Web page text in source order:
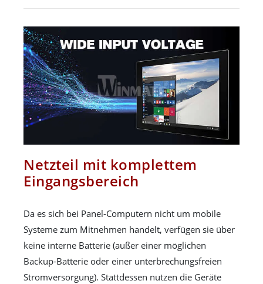
Netzteil mit komplettem
Eingangsbereich
Da es sich bei Panel-Computern nicht um mobile
Systeme zum Mitnehmen handelt, verfügen sie über
keine interne Batterie (außer einer möglichen
Backup-Batterie oder einer unterbrechungsfreien
Stromversorgung). Stattdessen nutzen die Geräte